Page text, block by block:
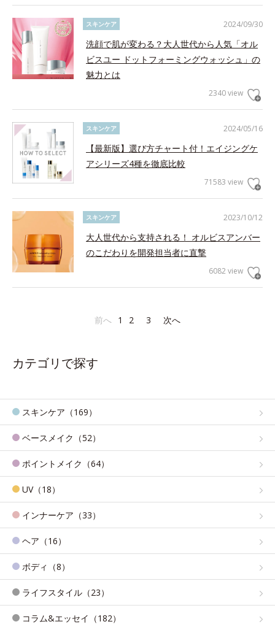
2024/09/30
スキンケア
洗顔で肌が変わる？大人世代から人気「オル
ビスユー ドットフォーミングウォッシュ」の
魅力とは
2340 view
2024/05/16
スキンケア
【最新版】選び方チャート付！エイジングケ
アシリーズ4種を徹底比較
71583 view
2023/10/12
スキンケア
大人世代から支持される！ オルビスアンバー
のこだわりを開発担当者に直撃
6082 view
前へ 1 2 3 次へ
カテゴリで探す
スキンケア（169）
ベースメイク（52）
ポイントメイク（64）
UV（18）
インナーケア（33）
ヘア（16）
ボディ（8）
ライフスタイル（23）
コラム&エッセイ（182）